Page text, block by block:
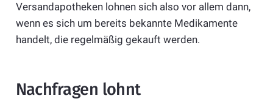
Versandapotheken lohnen sich also vor allem dann,
wenn es sich um bereits bekannte Medikamente
handelt, die regelmäßig gekauft werden.
Nachfragen lohnt